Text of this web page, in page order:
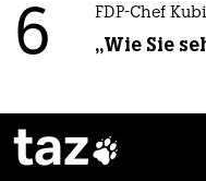
6 FDP-Chef
„Wie Sie
taz